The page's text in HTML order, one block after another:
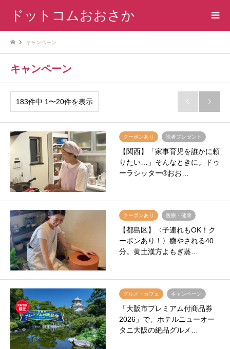
ドットコムおおさか
キャンペーン
キャンペーン
183件中 1〜20件を表示  
クーポンあり 読者プレゼント
【関西】「家事育児を誰かに頼
りたい…」そんなときに。ドゥ
ーラシッター®︎おお…
クーポンあり 医療・健康
【都島区】〈子連れもOK！ク
ーポンあり！〉癒やされる40
分。黄土漢方よもぎ蒸…
グルメ・カフェ キャンペーン
「大阪市プレミアム付商品券
2026」で、ホテルニューオー
タニ大阪の絶品グルメ…